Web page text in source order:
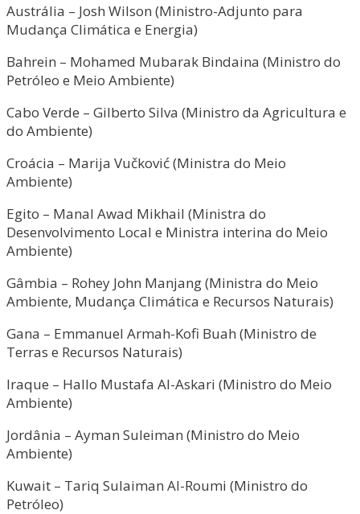
Austrália – Josh Wilson (Ministro-Adjunto para
Mudança Climática e Energia)
Bahrein – Mohamed Mubarak Bindaina (Ministro do
Petróleo e Meio Ambiente)
Cabo Verde – Gilberto Silva (Ministro da Agricultura e
do Ambiente)
Croácia – Marija Vučković (Ministra do Meio
Ambiente)
Egito – Manal Awad Mikhail (Ministra do
Desenvolvimento Local e Ministra interina do Meio
Ambiente)
Gâmbia – Rohey John Manjang (Ministra do Meio
Ambiente, Mudança Climática e Recursos Naturais)
Gana – Emmanuel Armah-Kofi Buah (Ministro de
Terras e Recursos Naturais)
Iraque – Hallo Mustafa Al-Askari (Ministro do Meio
Ambiente)
Jordânia – Ayman Suleiman (Ministro do Meio
Ambiente)
Kuwait – Tariq Sulaiman Al-Roumi (Ministro do
Petróleo)